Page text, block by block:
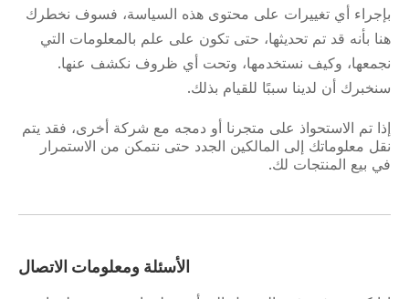
بإجراء أي تغييرات على محتوى هذه السياسة، فسوف نخطرك
هنا بأنه قد تم تحديثها، حتى تكون على علم بالمعلومات التي
نجمعها، وكيف نستخدمها، وتحت أي ظروف نكشف عنها.
سنخبرك أن لدينا سببًا للقيام بذلك.
إذا تم الاستحواذ على متجرنا أو دمجه مع شركة أخرى، فقد يتم
نقل معلوماتك إلى المالكين الجدد حتى نتمكن من الاستمرار
في بيع المنتجات لك.
الأسئلة ومعلومات الاتصال